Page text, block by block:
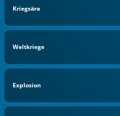
Kriegsära
Weltkriege
Explosion